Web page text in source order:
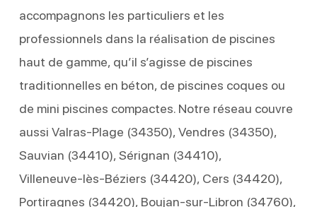
accompagnons les particuliers et les
professionnels dans la réalisation de piscines
haut de gamme, qu’il s’agisse de piscines
traditionnelles en béton, de piscines coques ou
de mini piscines compactes. Notre réseau couvre
aussi Valras‑Plage (34350), Vendres (34350),
Sauvian (34410), Sérignan (34410),
Villeneuve‑lès‑Béziers (34420), Cers (34420),
Portiragnes (34420), Boujan‑sur‑Libron (34760),